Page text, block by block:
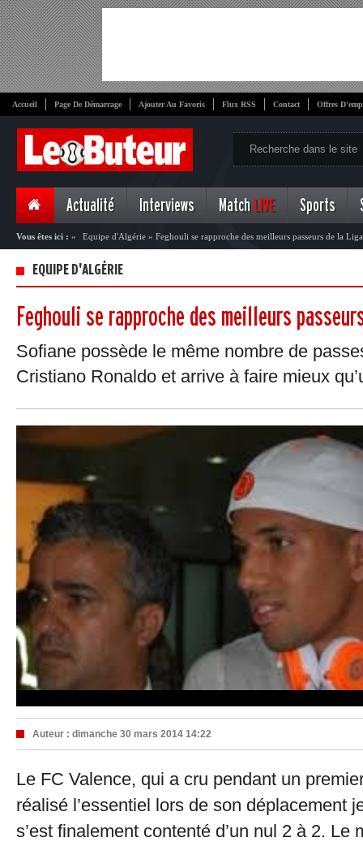
Accueil Page De Démarrage Ajouter Au Favoris Flux RSS Contact Offres
Actualité Interviews Match LIVE Sports
Vous êtes ici : » Equipe d'Algérie » Feghouli se rapproche des meilleurs passeurs de la Liga
EQUIPE D'ALGÉRIE
Feghouli se rapproche des meilleurs
Sofiane possède le même nombre de
Cristiano Ronaldo et arrive à faire mieux
Auteur : dimanche 30 mars 2014 14:22
Le FC Valence, qui a cru pendant un
réalisé l’essentiel lors de son déplacement
s’est finalement contenté d’un nul 2 à 2. Le